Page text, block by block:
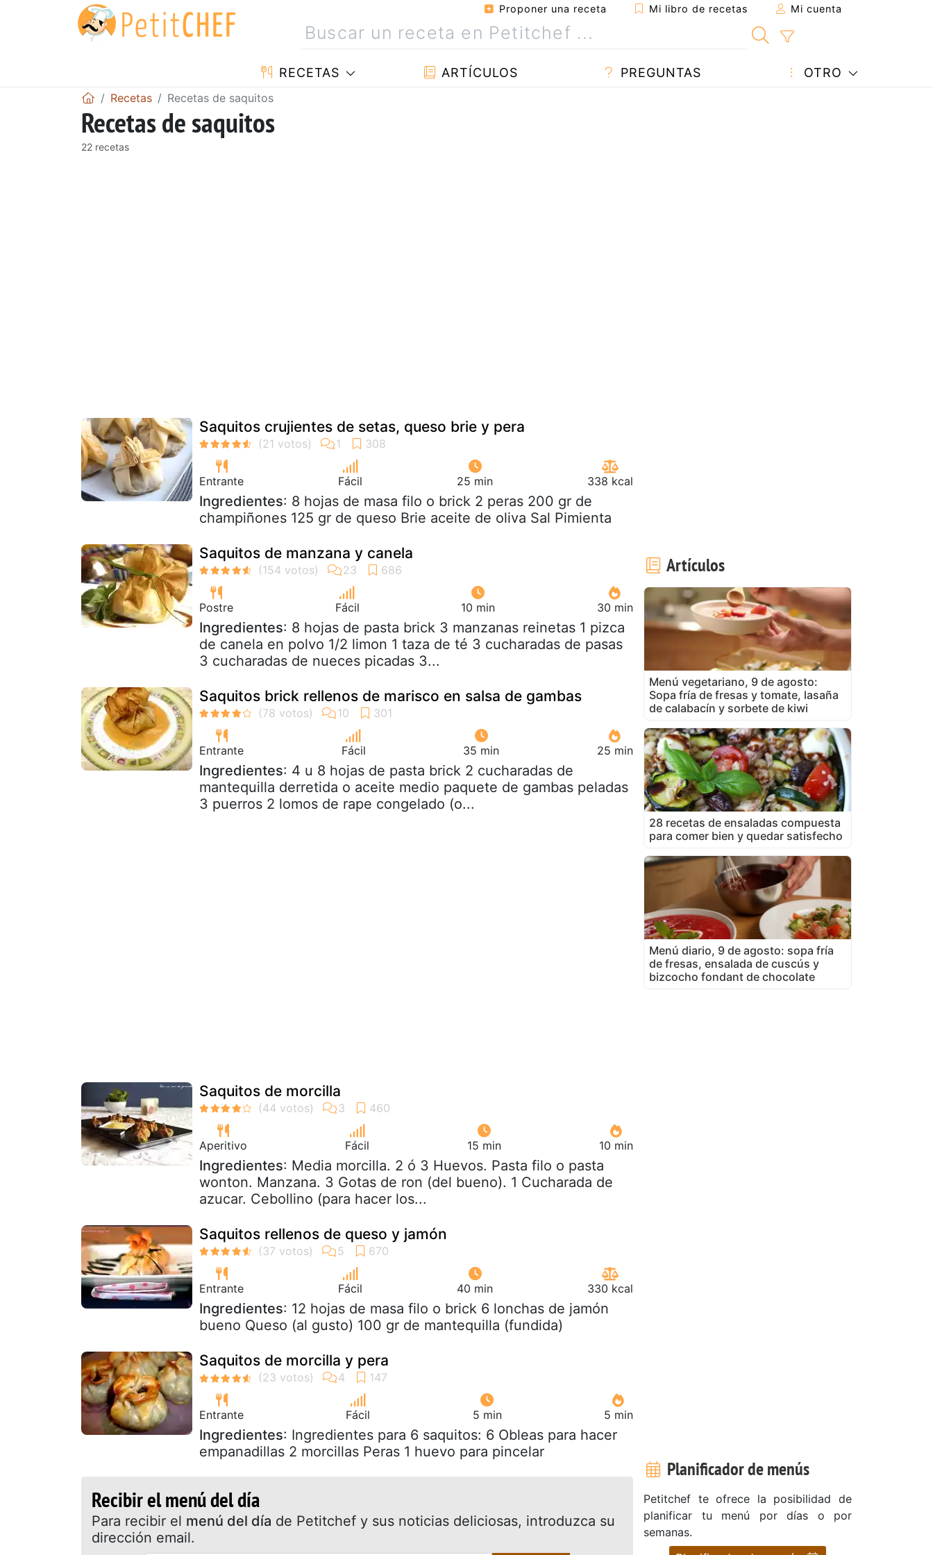
Proponer una receta Mi libro de recetas Mi cuenta
RECETAS ARTÍCULOS PREGUNTAS OTRO
Recetas Recetas de saquitos
Recetas de saquitos
22 recetas
Saquitos crujientes de setas, queso brie y pera
Entrante Fácil 25 min 338 kcal
Ingredientes: 8 hojas de masa filo o brick 2 peras 200 gr de
champiñones 125 gr de queso Brie aceite de oliva Sal Pimienta
Saquitos de manzana y canela
Postre Fácil 10 min 30 min
Ingredientes: 8 hojas de pasta brick 3 manzanas reinetas 1 pizca
de canela en polvo 1/2 limon 1 taza de té 3 cucharadas de pasas
3 cucharadas de nueces picadas 3...
Saquitos brick rellenos de marisco en salsa de gambas
Entrante Fácil 35 min 25 min
Ingredientes: 4 u 8 hojas de pasta brick 2 cucharadas de
mantequilla derretida o aceite medio paquete de gambas peladas
3 puerros 2 lomos de rape congelado (o...
Saquitos de morcilla
Aperitivo Fácil 15 min 10 min
Ingredientes: Media morcilla. 2 ó 3 Huevos. Pasta filo o pasta
wonton. Manzana. 3 Gotas de ron (del bueno). 1 Cucharada de
azucar. Cebollino (para hacer los...
Saquitos rellenos de queso y jamón
Entrante Fácil 40 min 330 kcal
Ingredientes: 12 hojas de masa filo o brick 6 lonchas de jamón
bueno Queso (al gusto) 100 gr de mantequilla (fundida)
Saquitos de morcilla y pera
Entrante Fácil 5 min 5 min
Ingredientes: Ingredientes para 6 saquitos: 6 Obleas para hacer
empanadillas 2 morcillas Peras 1 huevo para pincelar
Recibir el menú del día
Para recibir el menú del día de Petitchef y sus noticias deliciosas, introduzca su
dirección email.
Artículos
Menú vegetariano, 9 de agosto:
Sopa fría de fresas y tomate, lasaña
de calabacín y sorbete de kiwi
28 recetas de ensaladas compuesta
para comer bien y quedar satisfecho
Menú diario, 9 de agosto: sopa fría
de fresas, ensalada de cuscús y
bizcocho fondant de chocolate
Planificador de menús
Petitchef te ofrece la posibilidad de
planificar tu menú por días o por
semanas.